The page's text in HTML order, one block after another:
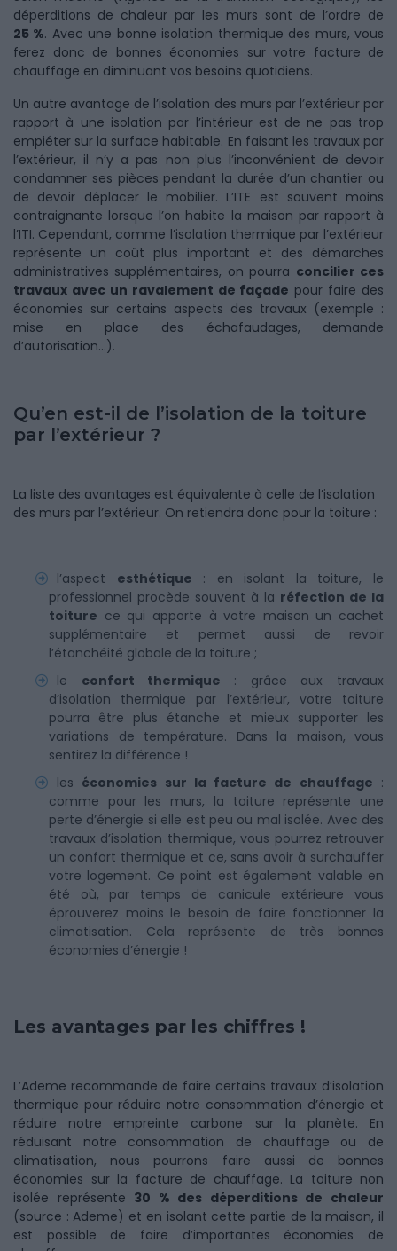
déperditions de chaleur par les murs sont de l’ordre de
25 %. Avec une bonne isolation thermique des murs, vous
ferez donc de bonnes économies sur votre facture de
chauffage en diminuant vos besoins quotidiens.
Un autre avantage de l’isolation des murs par l’extérieur par
rapport à une isolation par l’intérieur est de ne pas trop
empiéter sur la surface habitable. En faisant les travaux par
l’extérieur, il n’y a pas non plus l’inconvénient de devoir
condamner ses pièces pendant la durée d’un chantier ou
de devoir déplacer le mobilier. L’ITE est souvent moins
contraignante lorsque l’on habite la maison par rapport à
l’ITI. Cependant, comme l’isolation thermique par l’extérieur
représente un coût plus important et des démarches
administratives supplémentaires, on pourra concilier ces
travaux avec un ravalement de façade pour faire des
économies sur certains aspects des travaux (exemple :
mise en place des échafaudages, demande
d’autorisation…).
Qu’en est-il de l’isolation de la toiture
par l’extérieur ?
La liste des avantages est équivalente à celle de l’isolation
des murs par l’extérieur. On retiendra donc pour la toiture :
l’aspect esthétique : en isolant la toiture, le
professionnel procède souvent à la réfection de la
toiture ce qui apporte à votre maison un cachet
supplémentaire et permet aussi de revoir
l’étanchéité globale de la toiture ;
le confort thermique : grâce aux travaux
d’isolation thermique par l’extérieur, votre toiture
pourra être plus étanche et mieux supporter les
variations de température. Dans la maison, vous
sentirez la différence !
les économies sur la facture de chauffage :
comme pour les murs, la toiture représente une
perte d’énergie si elle est peu ou mal isolée. Avec des
travaux d’isolation thermique, vous pourrez retrouver
un confort thermique et ce, sans avoir à surchauffer
votre logement. Ce point est également valable en
été où, par temps de canicule extérieure vous
éprouverez moins le besoin de faire fonctionner la
climatisation. Cela représente de très bonnes
économies d’énergie !
Les avantages par les chiffres !
L’Ademe recommande de faire certains travaux d’isolation
thermique pour réduire notre consommation d’énergie et
réduire notre empreinte carbone sur la planète. En
réduisant notre consommation de chauffage ou de
climatisation, nous pourrons faire aussi de bonnes
économies sur la facture de chauffage. La toiture non
isolée représente 30 % des déperditions de chaleur
(source : Ademe) et en isolant cette partie de la maison, il
est possible de faire d’importantes économies de